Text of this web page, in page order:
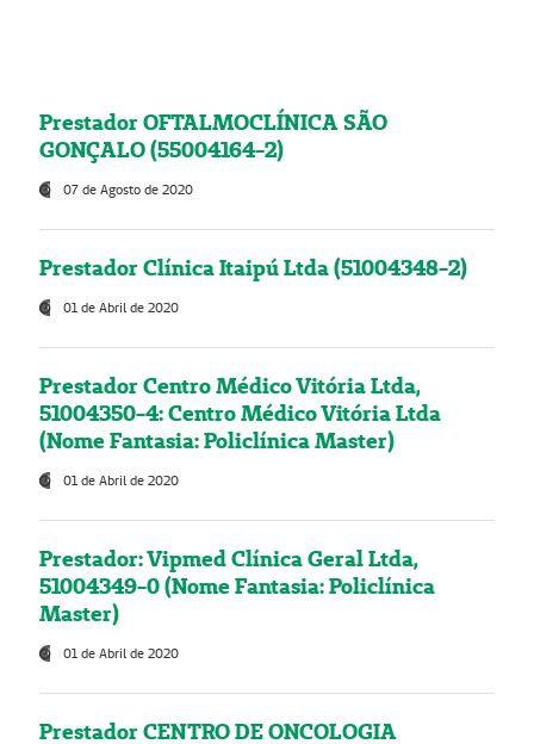
Prestador OFTALMOCLÍNICA SÃO
GONÇALO (55004164-2)
07 de Agosto de 2020
Prestador Clínica Itaipú Ltda (51004348-2)
01 de Abril de 2020
Prestador Centro Médico Vitória Ltda,
51004350-4: Centro Médico Vitória Ltda
(Nome Fantasia: Policlínica Master)
01 de Abril de 2020
Prestador: Vipmed Clínica Geral Ltda,
51004349-0 (Nome Fantasia: Policlínica
Master)
01 de Abril de 2020
Prestador CENTRO DE ONCOLOGIA